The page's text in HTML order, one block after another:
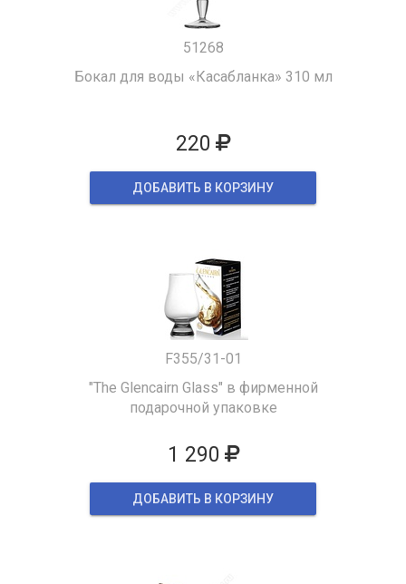
51268
Бокал для воды «Касабланка» 310 мл
220
ДОБАВИТЬ В КОРЗИНУ
F355/31-01
"The Glencairn Glass" в фирменной
подарочной упаковке
1 290
ДОБАВИТЬ В КОРЗИНУ